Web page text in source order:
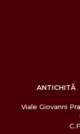
ANTICHITÃ
Viale Giovanni